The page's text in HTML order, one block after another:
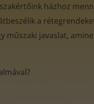
házhoz
a
műszaki javaslat,